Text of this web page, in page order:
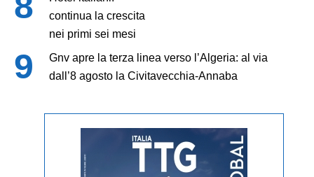
continua la crescita
nei primi sei mesi
Gnv apre la terza linea verso l’Algeria: al via
dall’8 agosto la Civitavecchia-Annaba